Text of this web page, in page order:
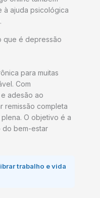
à ajuda psicológica
que é depressão
para muitas
Com
adesão ao
remissão completa
O objetivo é a
do bem-estar
trabalho e vida